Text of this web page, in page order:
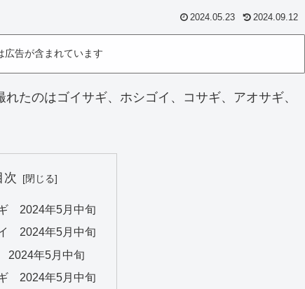
2024.05.23 2024.09.12
広告が含まれています
たのはゴイサギ、ホシゴイ、コサギ、アオサギ、
次
2024年5月中旬
2024年5月中旬
2024年5月中旬
2024年5月中旬